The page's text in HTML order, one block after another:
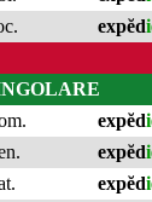
expĕd
expĕd
expĕd
expĕd